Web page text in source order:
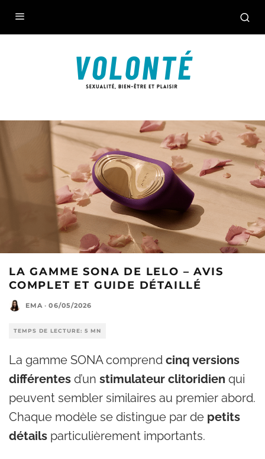
LA GAMME SONA DE LELO – AVIS
COMPLET ET GUIDE DÉTAILLÉ
EMA · 06/05/2026
TEMPS DE LECTURE: 5 MN
La gamme SONA comprend cinq versions
différentes d’un stimulateur clitoridien qui
peuvent sembler similaires au premier abord.
Chaque modèle se distingue par de petits
détails particulièrement importants.